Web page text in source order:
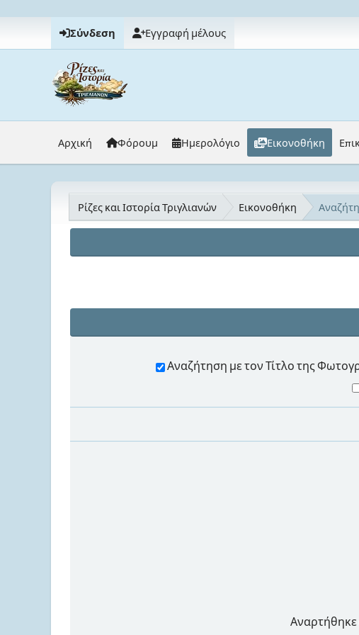
Σύνδεση Εγγραφή μέλους
Αρχική Φόρουμ Ημερολόγιο Εικονοθήκη
Ρίζες και Ιστορία Τριγλιανών Εικονοθήκη
Αναζήτηση με τον Τίτλο της